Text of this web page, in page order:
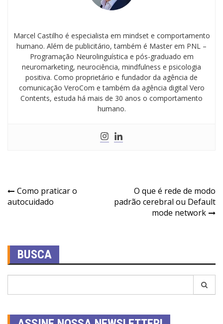
Marcel Castilho é especialista em mindset e comportamento
humano. Além de publicitário, também é Master em PNL –
Programação Neurolinguística e pós-graduado em
neuromarketing, neurociência, mindfulness e psicologia
positiva. Como proprietário e fundador da agência de
comunicação VeroCom e também da agência digital Vero
Contents, estuda há mais de 30 anos o comportamento
humano.
Como praticar o
autocuidado
O que é rede de modo
padrão cerebral ou Default
mode network
BUSCA